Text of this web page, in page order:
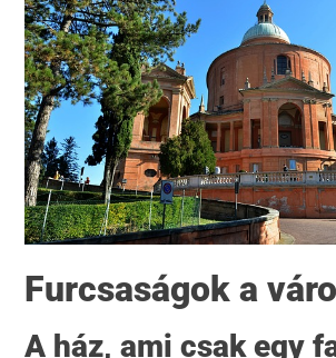
Furcsaságok a
A ház, ami csak egy